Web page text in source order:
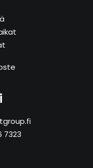
7323